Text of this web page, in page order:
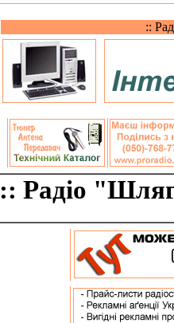
::
:: Радіо